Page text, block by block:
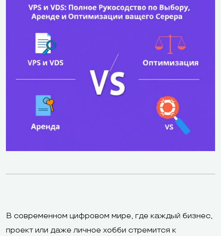
В современном цифровом мире, где каждый бизнес,
проект или даже личное хобби стремится к